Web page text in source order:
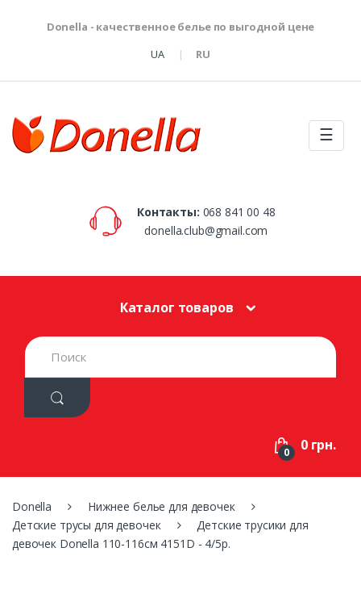
Donella - качественное белье по выгодной цене
UA
RU
☰
Контакты: 068 841 00 48
donella.club@gmail.com
Каталог товаров
S
e
h
:
0 0 грн.
Donella
Нижнее белье для девочек
Детские трусы для девочек
Детские трусики для
девочек Donella 110-116см 4151D - 4/5р.